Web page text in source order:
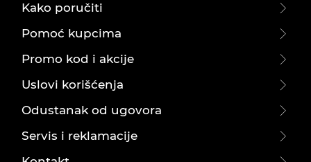
Kako poručiti
Pomoć kupcima
Promo kod i akcije
Uslovi korišćenja
Odustanak od ugovora
Servis i reklamacije